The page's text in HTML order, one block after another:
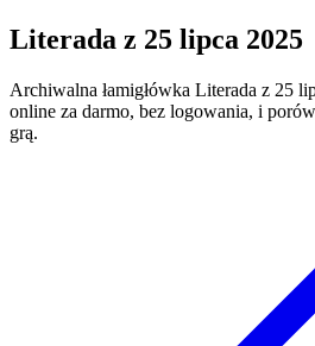
Literada z 25 lipca 2025
Archiwalna łamigłówka Literada z 25
online za darmo, bez logowania, i
grą.